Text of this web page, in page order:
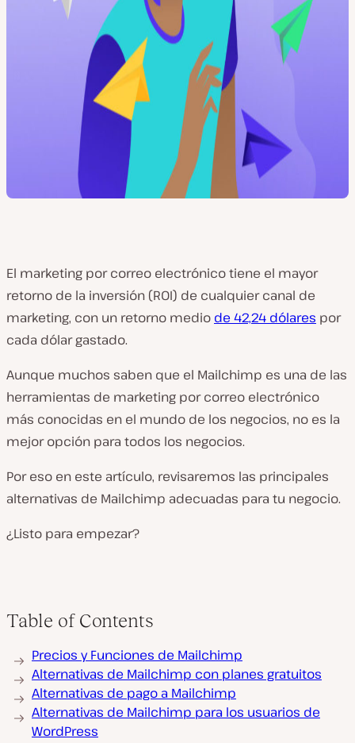
El marketing por correo electrónico tiene el mayor
retorno de la inversión (ROI) de cualquier canal de
marketing, con un retorno medio de 42,24 dólares por
cada dólar gastado.
Aunque muchos saben que el Mailchimp es una de las
herramientas de marketing por correo electrónico
más conocidas en el mundo de los negocios, no es la
mejor opción para todos los negocios.
Por eso en este artículo, revisaremos las principales
alternativas de Mailchimp adecuadas para tu negocio.
¿Listo para empezar?
Table of Contents
Precios y Funciones de Mailchimp
Alternativas de Mailchimp con planes gratuitos
Alternativas de pago a Mailchimp
Alternativas de Mailchimp para los usuarios de
WordPress